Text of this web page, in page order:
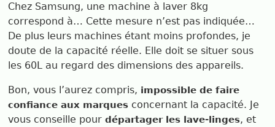
Chez Samsung, une machine à laver 8kg
correspond à… Cette mesure n’est pas indiquée…
De plus leurs machines étant moins profondes, je
doute de la capacité réelle. Elle doit se situer sous
les 60L au regard des dimensions des appareils.
Bon, vous l’aurez compris, impossible de faire
confiance aux marques concernant la capacité. Je
vous conseille pourdépartager les lave-linges, et